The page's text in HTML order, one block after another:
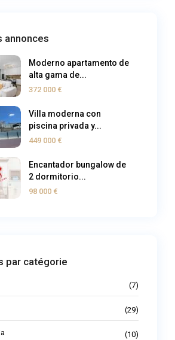
annonces
Moderno apartamento de
alta gama de...
372 000 €
Villa moderna con
piscina privada y...
449 000 €
Encantador bungalow de
2 dormitorio...
98 000 €
par catégorie
(7)
(29)
(10)